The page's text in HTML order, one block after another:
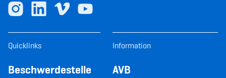
Quicklinks
Beschwerdestelle
Information
AVB